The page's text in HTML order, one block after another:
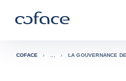
Coface, for Trade - Page d'accueil
Retour à la page d'accueil
COFACE LA GOUVERNANCE